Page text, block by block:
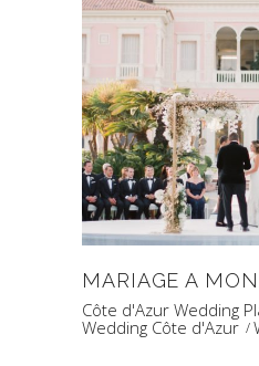
MARIAGE A
Côte d'Azur Wedding
Wedding Côte d'Azur